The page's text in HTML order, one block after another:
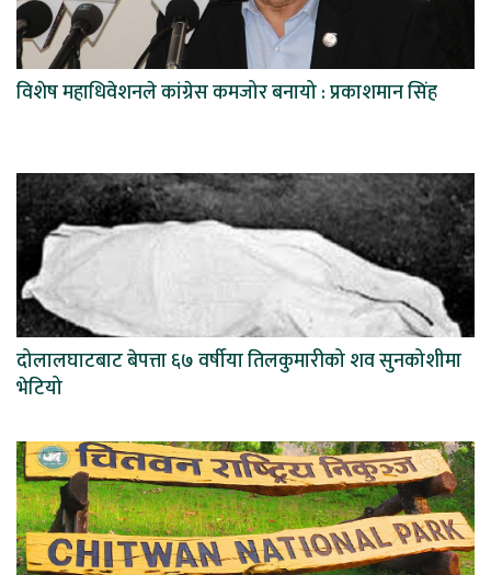
विशेष महाधिवेशनले कांग्रेस कमजोर बनायो : प्रकाशमान सिंह
दोलालघाटबाट बेपत्ता ६७ वर्षीया तिलकुमारीको शव सुनकोशीमा
भेटियो